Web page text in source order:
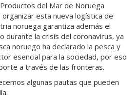
del Mar de Noruega
esta nueva logística de
noruega garantiza además el
durante la crisis del coronavirus, ya
noruego ha declarado la pesca y
esencial para la sociedad, por eso
a través de las fronteras.
algunas pautas que pueden